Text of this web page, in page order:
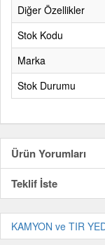
Diğer Özellikler
Stok Kodu
Marka
Stok Durumu
Ürün Yorumları
Teklif İste
KAMYON ve TIR